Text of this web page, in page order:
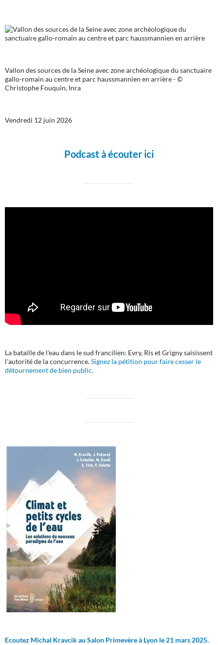
Vallon des sources de la Seine avec zone archéologique du sanctuaire
gallo-romain au centre et parc haussmannien en arrière - ©
Christophe Fouquin, Inra
Vendredi 12 juin 2026
Podcast à écouter ici
La bataille de l'eau dans le sud francilien: Evry, Ris et Grigny saisissent
l'autorité de la concurrence.Signez la pétition pour faire cesser le
détournement de bien public.
Ecoutez Michal Kravcik au Salon Primevère à Lyon le 21 mars 2025.